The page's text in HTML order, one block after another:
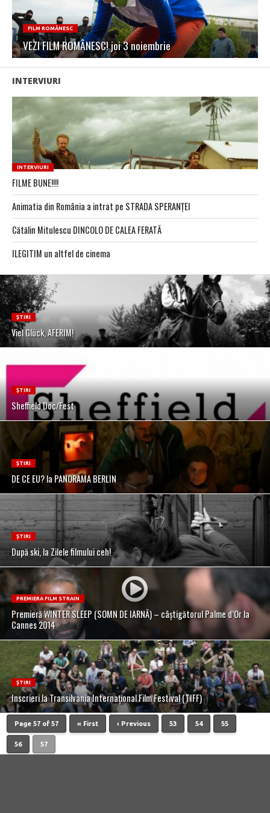
FILM ROMÂNESC
VEZI FILM ROMÂNESC! joi 3 noiembrie
INTERVIURI
INTERVIURI
FILME BUNE!!!!
Animatia din România a intrat pe STRADA SPERANȚEI
Cătălin Mitulescu DINCOLO DE CALEA FERATĂ
ILEGITIM un altfel de cinema
ȘTIRI
Viel Glück, AFERIM!
ȘTIRI
Sheffield Doc/Fest
ȘTIRI
DE CE EU? la PANORAMA BERLIN
ȘTIRI
După ski, la Zilele filmului ceh!
PREMIERA FILM STRAIN
Premieră WINTER SLEEP (SOMN DE IARNĂ) – câștigătorul Palme d’Or la
Cannes 2014
ȘTIRI
Inscrieri la Transilvania Internaţional Film Festival (TIFF)
Page 57 of 57 « First ‹ Previous 53 54 55
56 57